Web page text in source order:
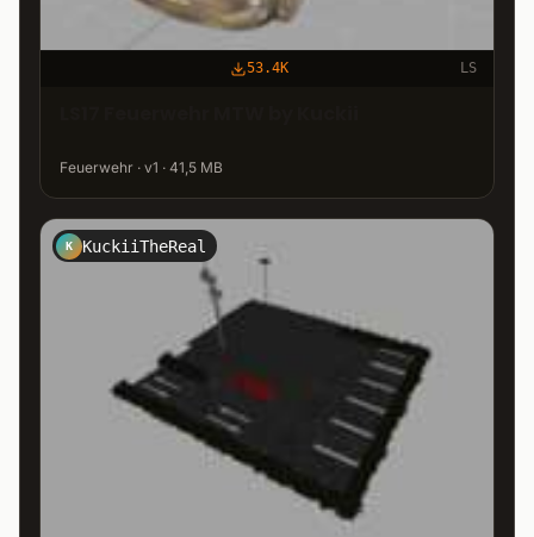
53.4K LS
Feuerwehr · v1 · 41,5 MB
K KuckiiTheReal